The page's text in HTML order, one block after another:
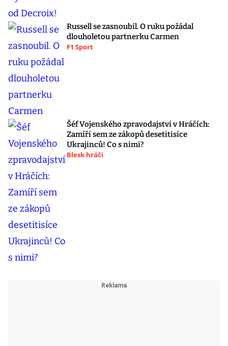
Russell se zasnoubil. O ruku požádal
dlouholetou partnerku Carmen
F1 Sport
Šéf Vojenského zpravodajství v Hráčích:
Zamíří sem ze zákopů desetitisíce
Ukrajinců! Co s nimi?
Blesk hráči